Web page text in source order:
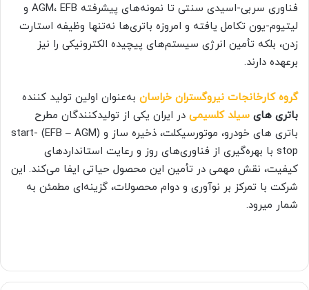
فناوری سربی-اسیدی سنتی تا نمونه‌های پیشرفته AGM، EFB و
لیتیوم-یون تکامل یافته و امروزه باتری‌ها نه‌تنها وظیفه استارت
زدن، بلکه تأمین انرژی سیستم‌های پیچیده الکترونیکی را نیز
برعهده دارند.
گروه کارخانجات نیروگستران خراسان به‌عنوان اولین تولید کننده
باتری های سیلد کلسیمی در ایران یکی از تولیدکنندگان مطرح
باتری های خودرو، موتورسیکلت، ذخیره ساز و (EFB – AGM) start-
stop با بهره‌گیری از فناوری‌های روز و رعایت استانداردهای
کیفیت، نقش مهمی در تأمین این محصول حیاتی ایفا می‌کند. این
شرکت با تمرکز بر نوآوری و دوام محصولات، گزینه‌ای مطمئن به
شمار میرود.